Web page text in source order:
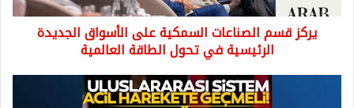
في
يركز قسم الصناعات السمكية على الأسواق الجديدة
الرئيسية في تحول الطاقة العالمية